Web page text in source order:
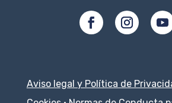
Aviso legal y Política de